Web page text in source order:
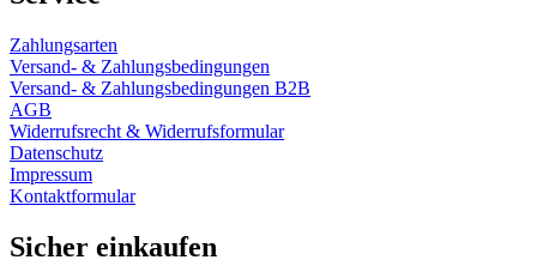
Zahlungsarten
Versand- & Zahlungsbedingungen
Versand- & Zahlungsbedingungen B2B
AGB
Widerrufsrecht & Widerrufsformular
Datenschutz
Impressum
Kontaktformular
Sicher einkaufen